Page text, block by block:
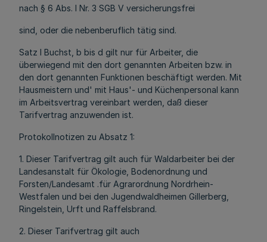
nach § 6 Abs. l Nr. 3 SGB V versicherungsfrei
sind, oder die nebenberuflich tätig sind.
Satz l Buchst, b bis d gilt nur für Arbeiter, die
überwiegend mit den dort genannten Arbeiten bzw. in
den dort genannten Funktionen beschäftigt werden. Mit
Hausmeistern und' mit Haus'- und Küchenpersonal kann
im Arbeitsvertrag vereinbart werden, daß dieser
Tarifvertrag anzuwenden ist.
Protokollnotizen zu Absatz 1:
1. Dieser Tarifvertrag gilt auch für Waldarbeiter bei der
Landesanstalt für Ökologie, Bodenordnung und
Forsten/Landesamt .für Agrarordnung Nordrhein-
Westfalen und bei den Jugendwaldheimen Gillerberg,
Ringelstein, Urft und Raffelsbrand.
2. Dieser Tarifvertrag gilt auch